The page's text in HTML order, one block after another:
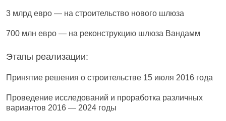
3 млрд евро — на строительство нового шлюза
700 млн евро — на реконструкцию шлюза Вандамм
Этапы реализации:
Принятие решения о строительстве 15 июля 2016 года
Проведение исследований и проработка различных
вариантов 2016 — 2024 годы